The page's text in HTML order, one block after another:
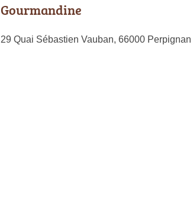
Gourmandine
29 Quai Sébastien Vauban, 66000 Perpignan